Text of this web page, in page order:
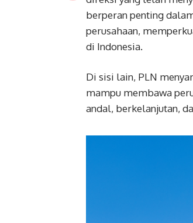
berperan penting
perusahaan,
di Indonesia.
Di sisi lain, PLN
mampu membawa
andal, berkelanjutan,